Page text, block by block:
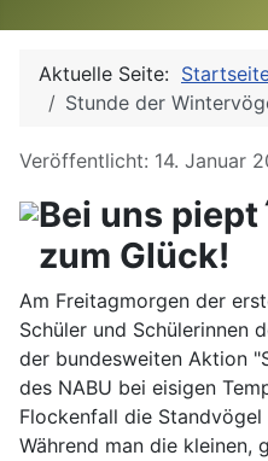
Aktuelle Seite:
Stunde der
Details
Veröffentlicht: 14. Januar
Bei uns
zum Glück!
Am Freitagmorgen der
Schüler und Schülerinnen
der bundesweiten Aktion
des NABU bei eisigen
Flockenfall die Standvögel
Während man die kleinen,